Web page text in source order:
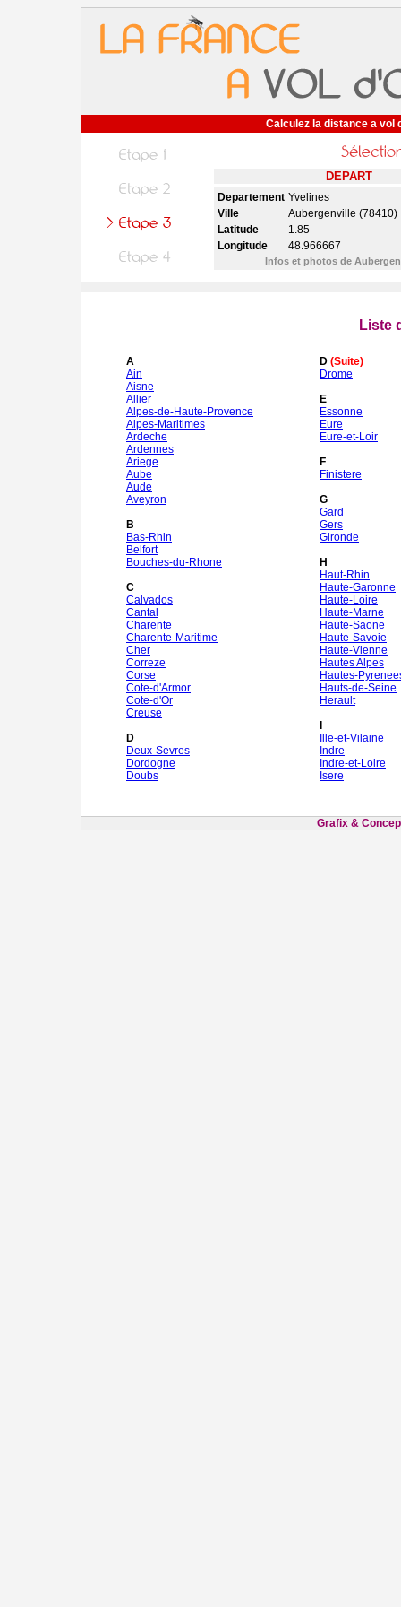
Calculez la distance a vol
DEPART
Departement Yvelines
Ville
Aubergenville (78410)
Latitude
1.85
Longitude
48.966667
Infos et photos de
Liste
A
Ain
Aisne
Allier
Alpes-de-Haute-Provence
Alpes-Maritimes
Ardeche
Ardennes
Ariege
Aube
Aude
Aveyron
B
Bas-Rhin
Belfort
Bouches-du-Rhone
C
Calvados
Cantal
Charente
Charente-Maritime
Cher
Correze
Corse
Cote-d'Armor
Cote-d'Or
Creuse
D
Deux-Sevres
Dordogne
Doubs
D (Suite)
Drome
E
Essonne
Eure
Eure-et-Loir
F
Finistere
G
Gard
Gers
Gironde
H
Haut-Rhin
Haute-Garonne
Haute-Loire
Haute-Marne
Haute-Saone
Haute-Savoie
Haute-Vienne
Hautes Alpes
Hautes-
Hauts-de-Seine
Herault
Ille-et-Vilaine
Indre
Indre-et-Loire
Isere
Grafix &